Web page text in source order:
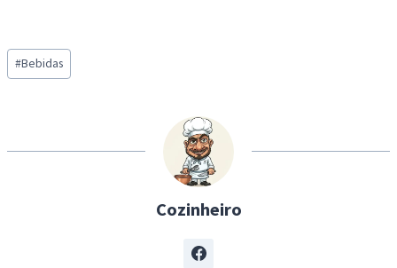
d
i
…
Post
Tags:
#Bebidas
Cozinheiro